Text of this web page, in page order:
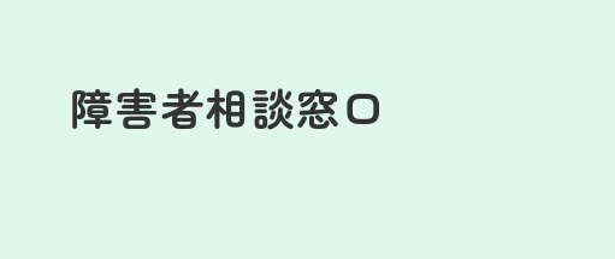
障害者相談窓口